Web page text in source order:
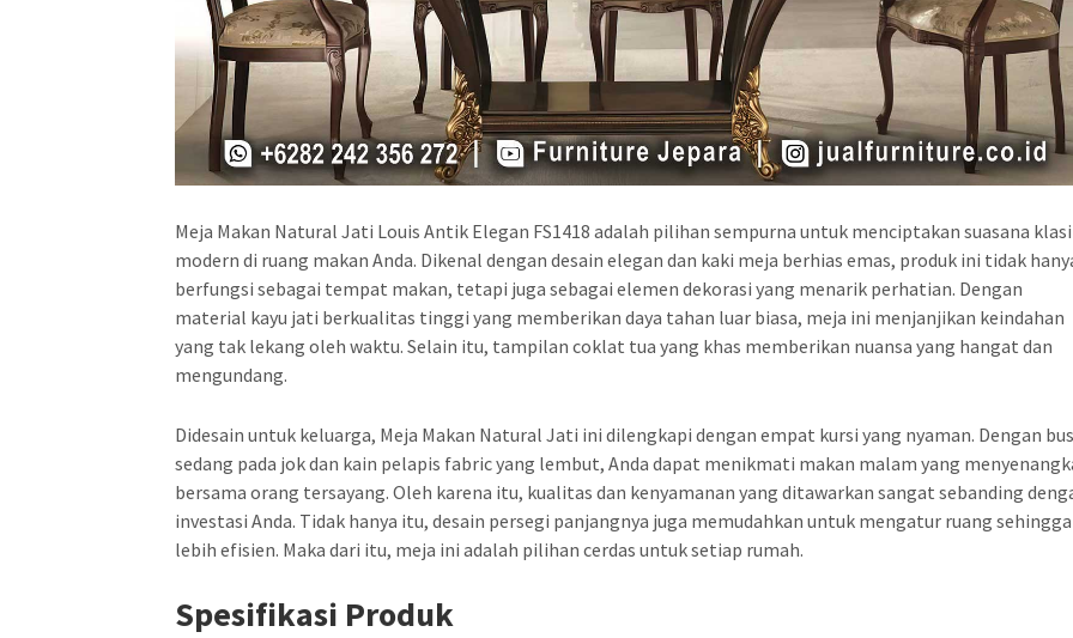
Meja Makan Natural Jati Louis Antik Elegan FS1418 adalah pilihan sempurna untuk menciptakan suasana
modern di ruang makan Anda. Dikenal dengan desain elegan dan kaki meja berhias emas, produk ini tidak
berfungsi sebagai tempat makan, tetapi juga sebagai elemen dekorasi yang menarik perhatian. Dengan
material kayu jati berkualitas tinggi yang memberikan daya tahan luar biasa, meja ini menjanjikan keindahan
yang tak lekang oleh waktu. Selain itu, tampilan coklat tua yang khas memberikan nuansa yang hangat dan
mengundang.
Didesain untuk keluarga, Meja Makan Natural Jati ini dilengkapi dengan empat kursi yang nyaman. Dengan
sedang pada jok dan kain pelapis fabric yang lembut, Anda dapat menikmati makan malam yang
bersama orang tersayang. Oleh karena itu, kualitas dan kenyamanan yang ditawarkan sangat sebanding
investasi Anda. Tidak hanya itu, desain persegi panjangnya juga memudahkan untuk mengatur ruang sehingga
lebih efisien. Maka dari itu, meja ini adalah pilihan cerdas untuk setiap rumah.
Spesifikasi Produk